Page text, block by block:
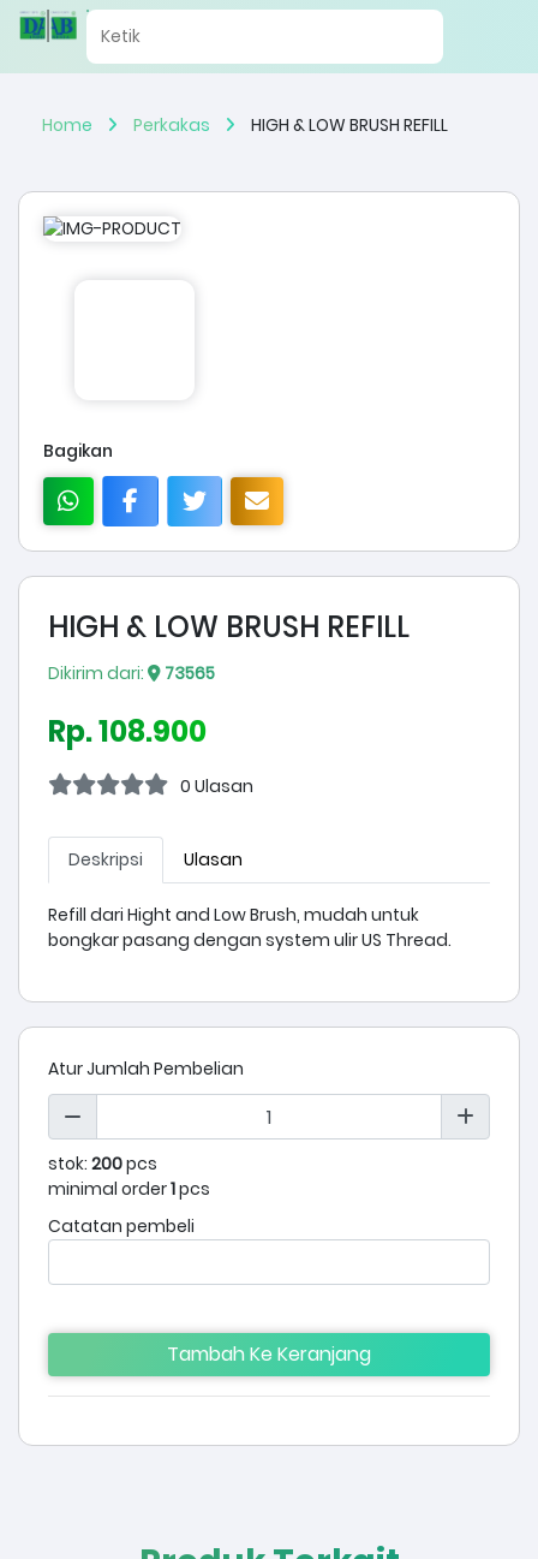
Home Perkakas HIGH & LOW BRUSH REFILL
Bagikan
HIGH & LOW BRUSH REFILL
Dikirim dari: 73565
Rp. 108.900
0 Ulasan
Deskripsi Ulasan
Refill dari Hight and Low Brush, mudah untuk
bongkar pasang dengan system ulir US Thread.
Atur Jumlah Pembelian
stok: 200pcs
minimal order1pcs
Catatan pembeli
Tambah Ke Keranjang